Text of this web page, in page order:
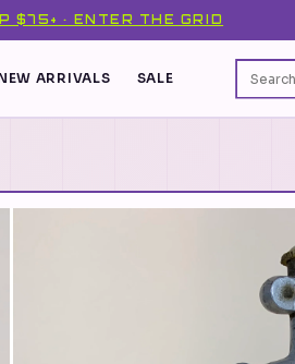
$75+ · ENTER THE GRID
ARRIVALS SALE